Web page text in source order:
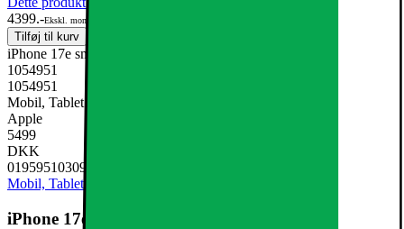
4399.-Ekskl. moms
Tilføj til kurv
iPhone 17e smartphone 256GB Sart Rosa
1054951
1054951
Mobil, Tablet & Smartwatch, Mobiltelefon
Apple
5499
DKK
0195951030913
Mobil, Tablet & Smartwatch
iPhone 17e smartphone 256GB Sart Rosa